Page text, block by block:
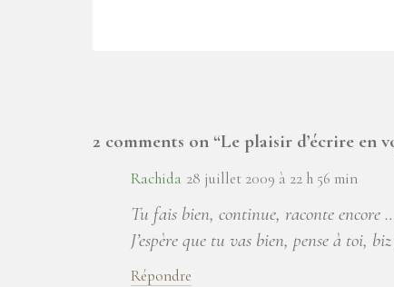
2 comments on “Le plaisir d’écrire en
Rachida 28 juillet 2009 à 22 h 56 min
Tu fais bien, continue, raconte encore
J’espère que tu vas bien, pense à toi,
Répondre